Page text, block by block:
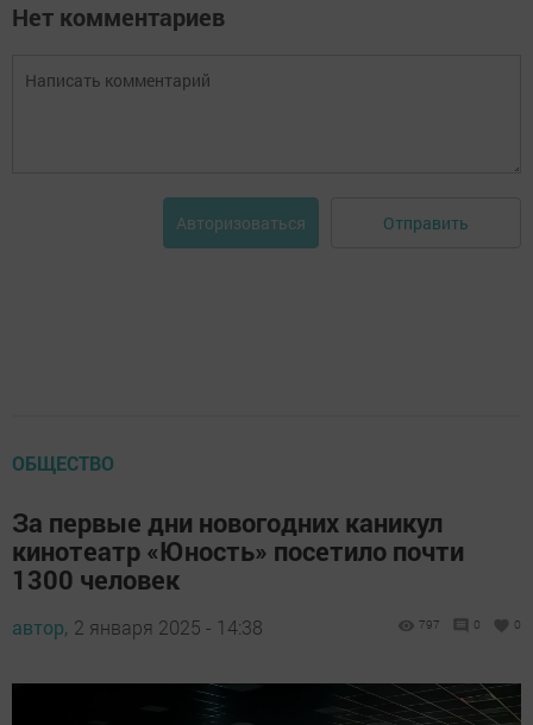
Нет комментариев
Авторизоваться Отправить
ОБЩЕСТВО
За первые дни новогодних каникул
кинотеатр «Юность» посетило почти
1300 человек
автор, 2 января 2025 - 14:38 797 0 0